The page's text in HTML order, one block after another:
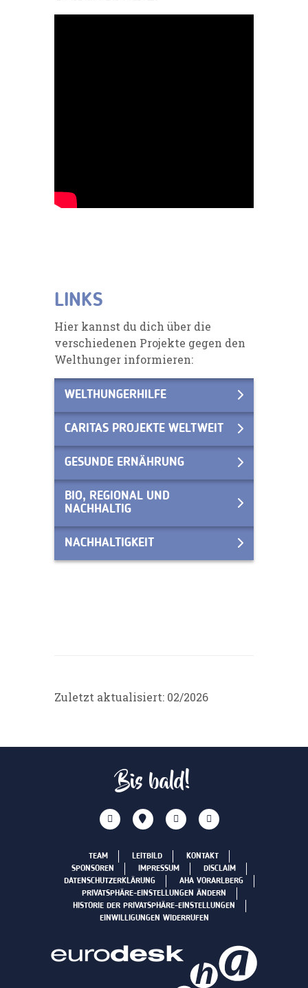
LINKS
Hier kannst du dich über die
verschiedenen Projekte gegen den
Welthunger informieren:
WELTHUNGERHILFE
CARITAS PROJEKTE WELTWEIT
GESUNDE ERNÄHRUNG
BIO, REGIONAL UND
NACHHALTIG
NACHHALTIGKEIT
Zuletzt aktualisiert: 02/2026
Bis bald!
TEAM LEITBILD
KONTAKT
SPONSOREN
IMPRESSUM
DISCLAIM
DATENSCHUTZERKLÄRUNG
AHA VORARLBERG
PRIVATSPHÄRE-EINSTELLUNGEN ÄNDERN
HISTORIE DER PRIVATSPHÄRE-EINSTELLUNGEN
EINWILLIGUNGEN WIDERRUFEN